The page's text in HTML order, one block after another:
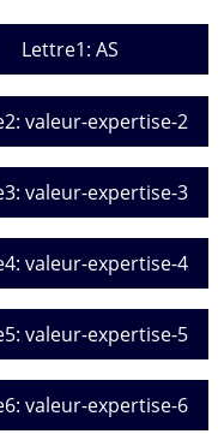
Lettre1: AS
valeur-expertise-2
valeur-expertise-3
valeur-expertise-4
valeur-expertise-5
valeur-expertise-6